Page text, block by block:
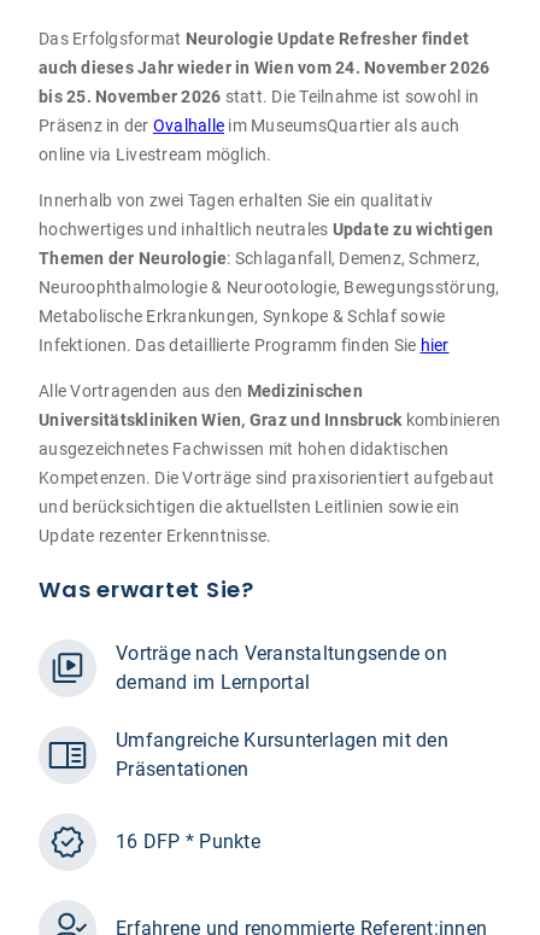
Das Erfolgsformat Neurologie Update Refresher findet
auch dieses Jahr wieder in Wien vom 24. November 2026
bis 25. November 2026 statt. Die Teilnahme ist sowohl in
Präsenz in der Ovalhalle im MuseumsQuartier als auch
online via Livestream möglich.
Innerhalb von zwei Tagen erhalten Sie ein qualitativ
hochwertiges und inhaltlich neutrales Update zu wichtigen
Themen der Neurologie: Schlaganfall, Demenz, Schmerz,
Neuroophthalmologie & Neurootologie, Bewegungsstörung,
Metabolische Erkrankungen, Synkope & Schlaf sowie
Infektionen. Das detaillierte Programm finden Sie hier
Alle Vortragenden aus den Medizinischen
Universitätskliniken Wien, Graz und Innsbruck kombinieren
ausgezeichnetes Fachwissen mit hohen didaktischen
Kompetenzen. Die Vorträge sind praxisorientiert aufgebaut
und berücksichtigen die aktuellsten Leitlinien sowie ein
Update rezenter Erkenntnisse.
Was erwartet Sie?
Vorträge nach Veranstaltungsende on
demand im Lernportal
Umfangreiche Kursunterlagen mit den
Präsentationen
16 DFP * Punkte
Erfahrene und renommierte Referent:innen